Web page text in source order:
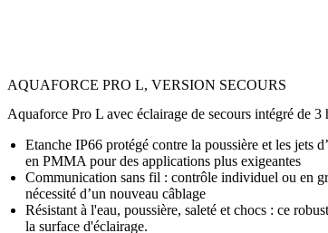
AQUAFORCE PRO L, VERSION SECOURS
Aquaforce Pro L avec éclairage de secours intégré de
Etanche IP66 protégé contre la poussière et les jets
en PMMA pour des applications plus exigeantes
Communication sans fil : contrôle individuel ou en
nécessité d’un nouveau câblage
Résistant à l'eau, poussière, saleté et chocs : ce
la surface d'éclairage.